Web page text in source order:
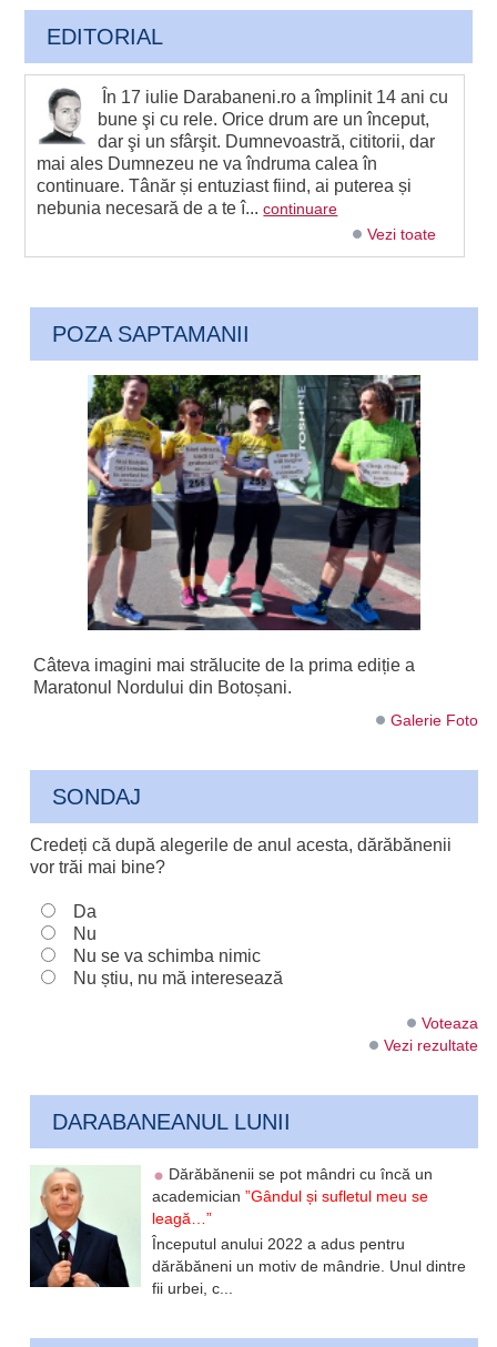
EDITORIAL
În 17 iulie Darabaneni.ro a împlinit 14 ani cu
bune şi cu rele. Orice drum are un început,
dar şi un sfârşit. Dumnevoastră, cititorii, dar
mai ales Dumnezeu ne va îndruma calea în
continuare. Tânăr și entuziast fiind, ai puterea și
nebunia necesară de a te î...continuare
Vezi toate
POZA SAPTAMANII
Câteva imagini mai strălucite de la prima ediție a
Maratonul Nordului din Botoșani.
Galerie Foto
SONDAJ
Credeți că după alegerile de anul acesta, dărăbănenii
vor trăi mai bine?
Da
Nu
Nu se va schimba nimic
Nu știu, nu mă interesează
Voteaza
Vezi rezultate
DARABANEANUL LUNII
Dărăbănenii se pot mândri cu încă un
academician”Gândul și sufletul meu se
leagă…”
Începutul anului 2022 a adus pentru
dărăbăneni un motiv de mândrie. Unul dintre
fii urbei, c...